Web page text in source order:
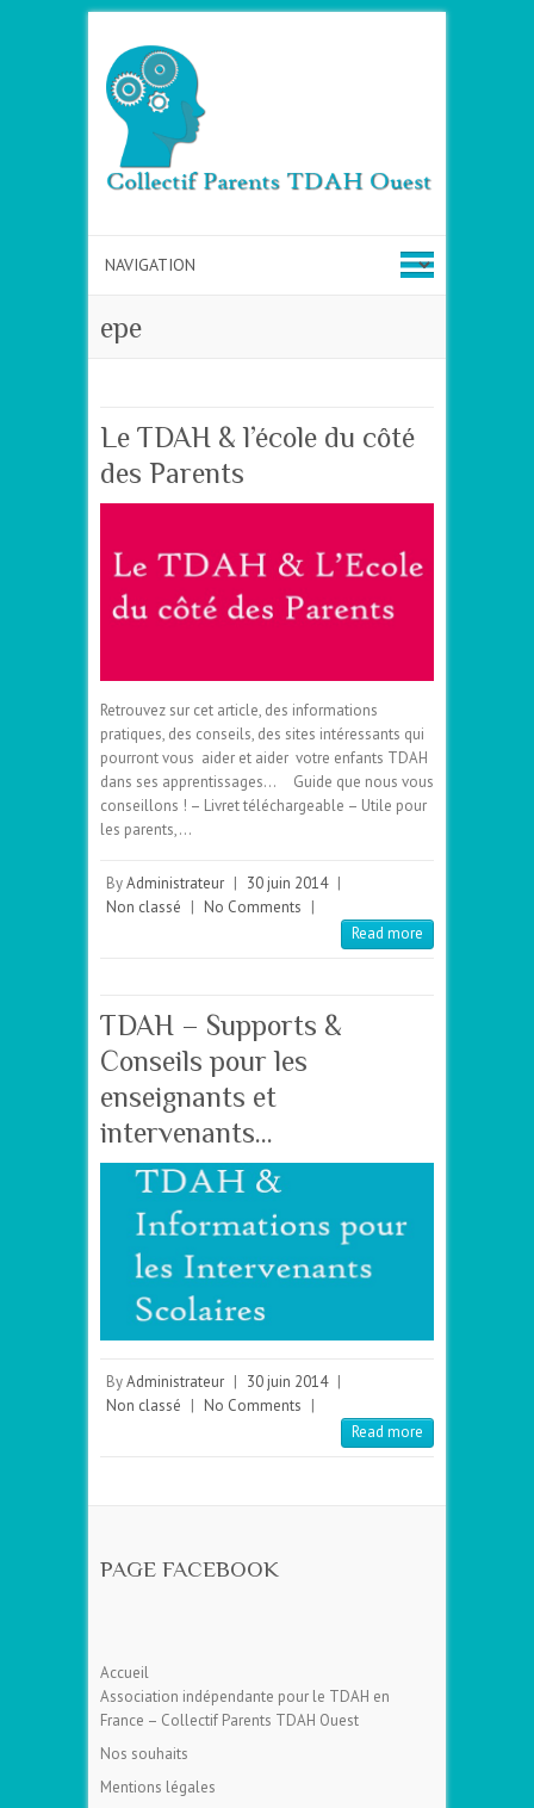
epe
Le TDAH & l’école du côté
des Parents
Retrouvez sur cet article, des informations
pratiques, des conseils, des sites intéressants qui
pourront vous aider et aider votre enfants TDAH
dans ses apprentissages… Guide que nous vous
conseillons ! – Livret téléchargeable – Utile pour
les parents,…
ByAdministrateur | 30 juin 2014 |
Non classé | No Comments |
Read more
TDAH – Supports &
Conseils pour les
enseignants et
intervenants…
ByAdministrateur | 30 juin 2014 |
Non classé | No Comments |
Read more
PAGE FACEBOOK
Accueil
Association indépendante pour le TDAH en
France – Collectif Parents TDAH Ouest
Nos souhaits
Mentions légales